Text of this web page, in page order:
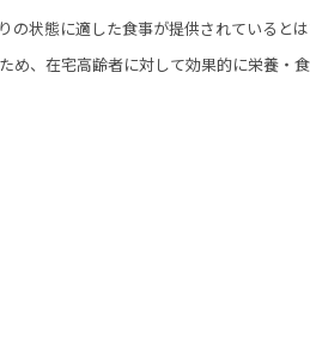
状態に適した食事が提供されているとは
、在宅高齢者に対して効果的に栄養・